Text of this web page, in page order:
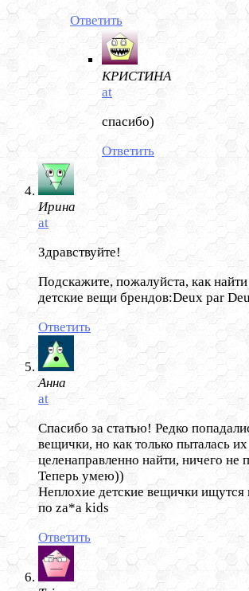
Ответить
КРИСТИНА
at
спасибо)
Ответить
Ирина
at
Здравствуйте!
Подскажите, пожалуйста, как
детские вещи брендов:Deux par
Ответить
Анна
at
Спасибо за статью! Редко
вещички, но как только пыталась их
целенаправленно найти, ничего не
Теперь умею))
Неплохие детские вещички ищутся
по za*a kids
Ответить